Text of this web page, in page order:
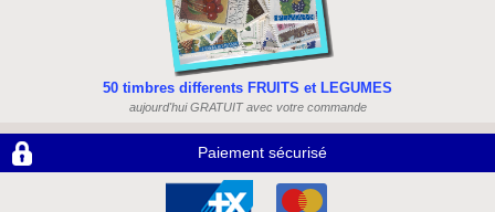
50 timbres differents FRUITS et LEGUMES
aujourd'hui GRATUIT avec votre commande
Paiement sécurisé